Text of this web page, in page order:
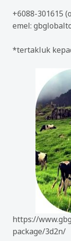
+6088-301615
emel:
*tertakluk
https://
package/3d2n/